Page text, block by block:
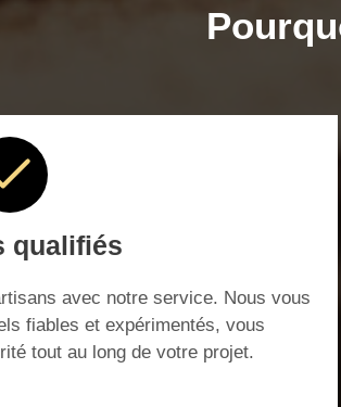
qualifiés
avec notre service. Nous vous
fiables et expérimentés, vous
tout au long de votre projet.